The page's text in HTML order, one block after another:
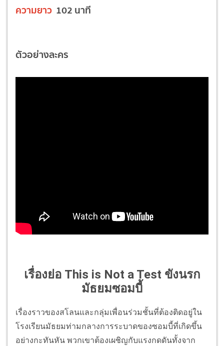
ความยาว 102 นาที
ตัวอย่างละคร
เรื่องย่อ This is Not a Test ขังนรก
มัธยมซอมบี้
เรื่องราวของสโลนและกลุ่มเพื่อนร่วมชั้นที่ต้องติดอยู่ใน
โรงเรียนมัธยมท่ามกลางการระบาดของซอมบี้ที่เกิดขึ้น
อย่างกะทันหัน พวกเขาต้องเผชิญกับแรงกดดันทั้งจาก